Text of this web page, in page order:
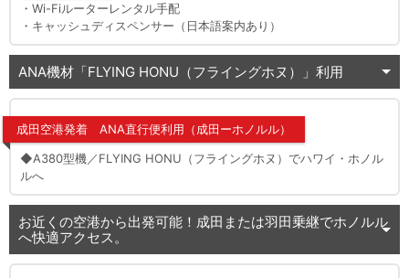
・Wi-Fiルーターレンタル手配
・キャッシュディスペンサー（日本語案内あり）
ANA機材「FLYING HONU（フライングホヌ）」利用
成田空港発着 ANA直行便利用（成田ーホノルル）
◆A380型機／FLYING HONU（フライングホヌ）でハワイ・ホノル
ルへ
お近くの空港から出発可能！成田または羽田乗継でホノルル
へ快適アクセス。